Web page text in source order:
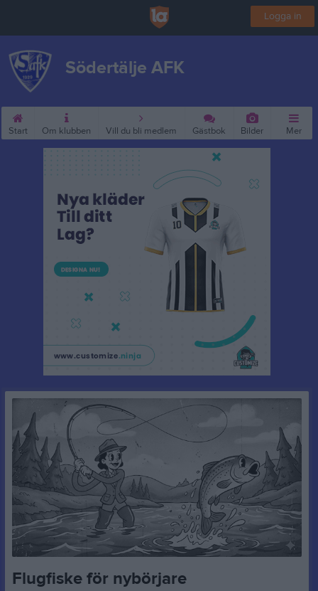
Logga in
Södertälje AFK
Start Om klubben Vill du bli medlem Gästbok Bilder Mer
Flugfiske för nybörjare